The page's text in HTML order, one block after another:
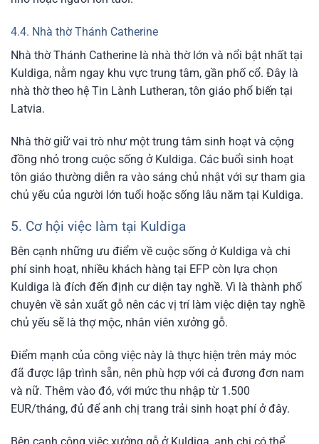
4.4. Nhà thờ Thánh Catherine
Nhà thờ Thánh Catherine là nhà thờ lớn và nổi bật nhất tại
Kuldiga, nằm ngay khu vực trung tâm, gần phố cổ. Đây là
nhà thờ theo hệ Tin Lành Lutheran, tôn giáo phổ biến tại
Latvia.
Nhà thờ giữ vai trò như một trung tâm sinh hoạt và cộng
đồng nhỏ trong cuộc sống ở Kuldiga. Các buổi sinh hoạt
tôn giáo thường diễn ra vào sáng chủ nhật với sự tham gia
chủ yếu của người lớn tuổi hoặc sống lâu năm tại Kuldiga.
5. Cơ hội việc làm tại Kuldiga
Bên cạnh những ưu điểm về cuộc sống ở Kuldiga và chi
phí sinh hoạt, nhiều khách hàng tại EFP còn lựa chọn
Kuldiga là đích đến định cư diện tay nghề. Vì là thành phố
chuyên về sản xuất gỗ nên các vị trí làm việc diện tay nghề
chủ yếu sẽ là thợ mộc, nhân viên xưởng gỗ.
Điểm mạnh của công việc này là thực hiện trên máy móc
đã được lập trình sẵn, nên phù hợp với cả đương đơn nam
và nữ. Thêm vào đó, với mức thu nhập từ 1.500
EUR/tháng, đủ để anh chị trang trải sinh hoạt phí ở đây.
Bên cạnh công việc xưởng gỗ ở Kuldiga, anh chị có thể